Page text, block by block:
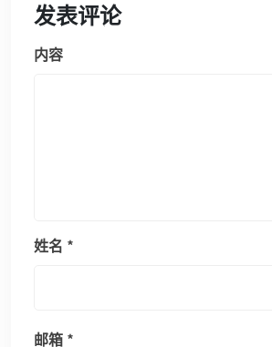
发表评论
内容
姓名 *
邮箱*